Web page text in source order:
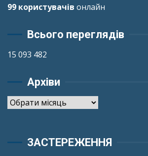
99 користувачів онлайн
Всього переглядів
15 093 482
Архіви
Архіви
ЗАСТЕРЕЖЕННЯ